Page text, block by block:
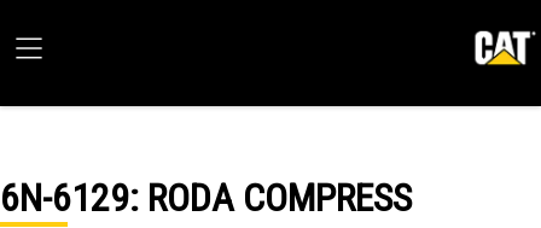
6N-6129: RODA COMPRESS